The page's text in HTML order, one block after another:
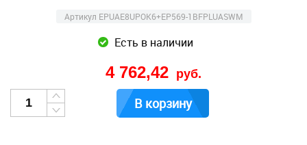
Артикул EPUAE8UPOK6+EP569-1BFPLUASWM
Есть в наличии
4 762,42 руб.
В корзину